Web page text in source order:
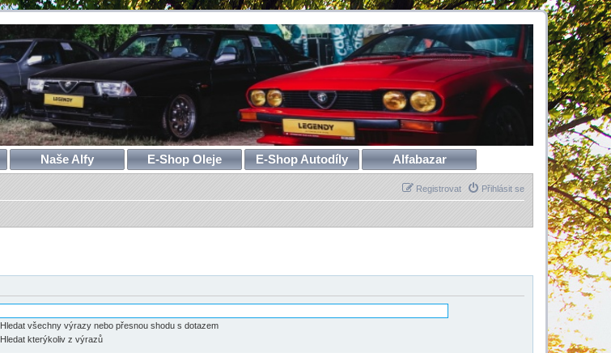
Naše Alfy E-Shop Oleje E-Shop Autodíly Alfabazar
Přihlásit se
Registrovat
Hledat všechny výrazy nebo přesnou shodu s dotazem
Hledat kterýkoliv z výrazů